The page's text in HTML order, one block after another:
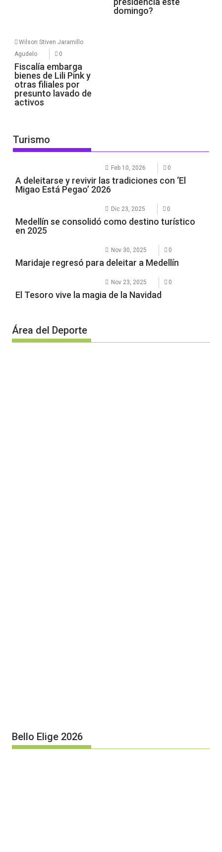
domingo?
Wilson Stiven Jaramillo
Agudelo
0
Fiscalía embarga
bienes de Lili Pink y
otras filiales por
presunto lavado de
activos
Turismo
Feb 10, 2026 0
A deleitarse y revivir las tradiciones con ‘El
Migao Está Pegao’ 2026
Dic 23, 2025 0
Medellín se consolidó como destino turístico
en 2025
Nov 30, 2025 0
Maridaje regresó para deleitar a Medellín
Nov 23, 2025 0
El Tesoro vive la magia de la Navidad
Área del Deporte
Bello Elige 2026